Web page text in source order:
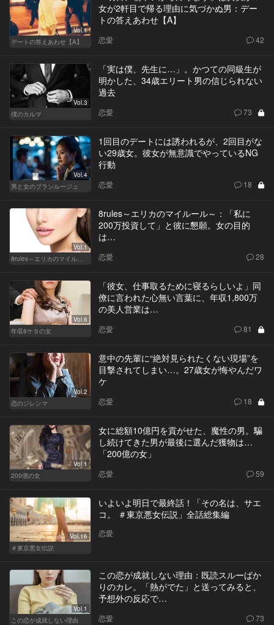
Vol.1
デートの答えあわせ【A】
女が2軒目で帰る理由に気づかぬ男：デー
トの答えあわせ【A】
恋愛 42
Vol.3
僕のカルマ
「実は僕、先生に…」。かつての同級生が
明かした、34歳エリート男の信じられない
過去
恋愛 73
Vol.4
男と女のブランルージュ
1回目のデートには誘われるが、2回目がな
い29歳女。彼女が無意識でやっているNG
行動
恋愛 18
Vol.1
8rules～エリカのマイルール～：「私に
200万投資して」と彼に懇願。女の目的
は…
恋愛 28
Vol.6
年収8ケタの女
「彼女、仕事取るために寝るらしいよ」同
僚に言われた心無い言葉に、年収1,800万
の美人営業は…
恋愛 81
Vol.2
恋のジレンマ
意中の先輩に“絶対見られたくない現場”を
目撃されてしまい…。27歳女が悔やんだワ
ケ
恋愛 18
Vol.1
200億の女
女に総額10億円を貢がせた、魔性の男。騙
し続けてきた男が最後に選んだ獲物は…
「200億の女」
恋愛 59
Vol.16
＃東京悪女伝説
いよいよ明日で最終話！「その名は、サエ
コ。 ＃東京悪女伝説」全話総集編
恋愛
Vol.1
この恋が成就しない理由
この恋が成就しない理由：既読スルーばか
りのカレ。「熱がでた」と送ってみると、
予想外の反応で…
恋愛 73